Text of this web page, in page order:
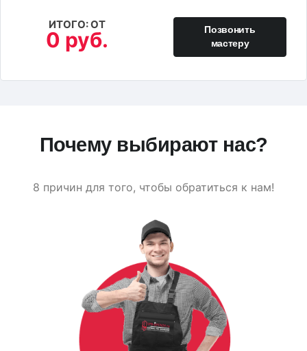
ИТОГО: ОТ
0 руб.
Позвонить
мастеру
Почему выбирают нас?
8 причин для того, чтобы обратиться к нам!